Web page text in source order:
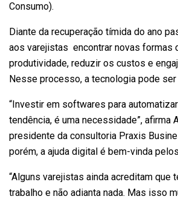
Consumo).
Diante da recuperação tímida do ano
aos varejistas encontrar novas formas
produtividade, reduzir os custos e
Nesse processo, a tecnologia pode ser
“Investir em softwares para
tendência, é uma necessidade”, afirma
presidente da consultoria Praxis
porém, a ajuda digital é bem-vinda
“Alguns varejistas ainda acreditam que
trabalho e não adianta nada. Mas isso